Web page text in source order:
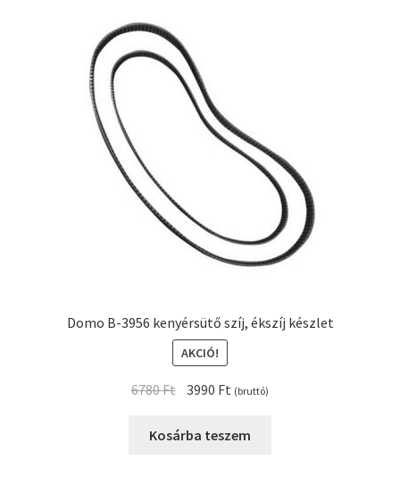
Kenyérsütő alkatrészek modellszám alapján
Kenyérsütő használati utasítások
Tippek, tanácsok kenyérsütő szereléshez és
Domo B-3956 kenyérsütő szíj, ékszíj készlet
AKCIÓ!
6780Ft Original
was:
3990 Ft Current
is:
(bruttó)
Kosárba teszem